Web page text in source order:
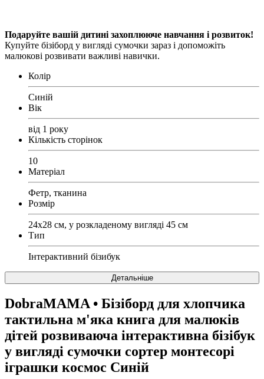
Подаруйте вашій дитині захоплююче навчання і розвиток!
Купуйте бізіборд у вигляді сумочки зараз і допоможіть
малюкові розвивати важливі навички.
Колір
Синій
Вік
від 1 року
Кількість сторінок
10
Матеріал
Фетр, тканина
Розмір
24х28 см, у розкладеному вигляді 45 см
Тип
Інтерактивний бізибук
Детальніше
DobraMAMA • Бізіборд для хлопчика
тактильна м'яка книга для малюків
дітей розвиваюча інтерактивна бізібук
у вигляді сумочки сортер монтесорі
іграшки космос Синій